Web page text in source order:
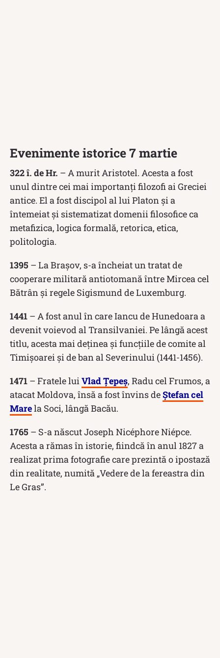
Evenimente istorice 7 martie
322 î. de Hr. – A murit Aristotel. Acesta a fost
unul dintre cei mai importanți filozofi ai Greciei
antice. El a fost discipol al lui Platon și a
întemeiat și sistematizat domenii filosofice ca
metafizica, logica formală, retorica, etica,
politologia.
1395 – La Brașov, s-a încheiat un tratat de
cooperare militară antiotomană între Mircea cel
Bătrân și regele Sigismund de Luxemburg.
1441 – A fost anul în care Iancu de Hunedoara a
devenit voievod al Transilvaniei. Pe lângă acest
titlu, acesta mai deținea și funcțiile de comite al
Timișoarei și de ban al Severinului (1441-1456).
1471 – Fratele lui Vlad Țepeș, Radu cel Frumos, a
atacat Moldova, însă a fost învins deȘtefan cel
Marela Soci, lângă Bacău.
1765 – S-a născut Joseph Nicéphore Niépce.
Acesta a rămas în istorie, fiindcă în anul 1827 a
realizat prima fotografie care prezintă o ipostază
din realitate, numită „Vedere de la fereastra din
Le Gras”.